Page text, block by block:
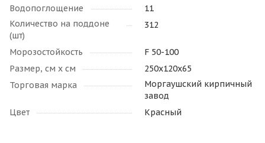
Водопоглощение
11
Количество на поддоне
(шт)
312
Морозостойкость
F 50-100
Размер, см х см
250х120х65
Торговая марка
Моргаушский кирпичный
завод
Цвет
Красный